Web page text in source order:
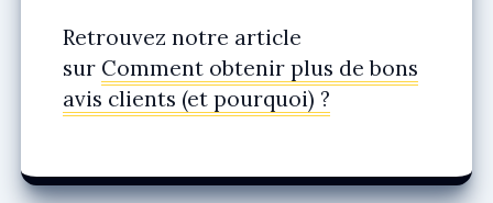
Retrouvez notre article
sur Comment obtenir plus de bons
avis clients (et pourquoi) ?